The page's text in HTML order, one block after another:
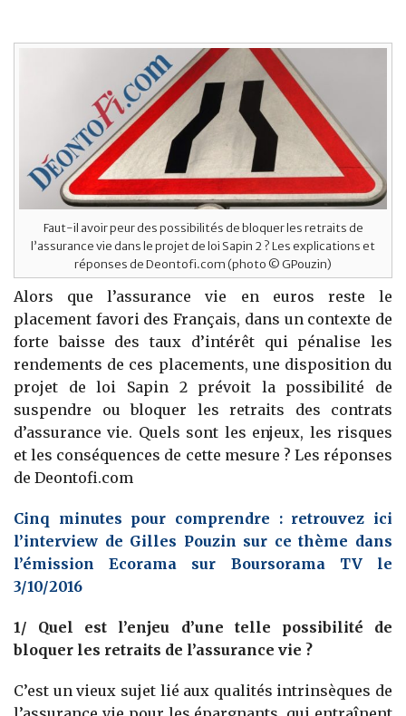
Faut-il avoir peur des possibilités de bloquer les retraits de
l’assurance vie dans le projet de loi Sapin 2 ? Les explications et
réponses de Deontofi.com (photo © GPouzin)
Alors que l’assurance vie en euros reste le
placement favori des Français, dans un contexte de
forte baisse des taux d’intérêt qui pénalise les
rendements de ces placements, une disposition du
projet de loi Sapin 2 prévoit la possibilité de
suspendre ou bloquer les retraits des contrats
d’assurance vie. Quels sont les enjeux, les risques
et les conséquences de cette mesure ? Les réponses
de Deontofi.com
Cinq minutes pour comprendre : retrouvez ici
l’interview de Gilles Pouzin sur ce thème dans
l’émission Ecorama sur Boursorama TV le
3/10/2016
1/ Quel est l’enjeu d’une telle possibilité de
bloquer les retraits de l’assurance vie ?
C’est un vieux sujet lié aux qualités intrinsèques de